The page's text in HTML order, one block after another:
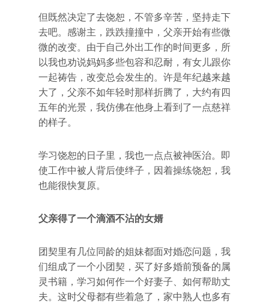
但既然决定了去饶恕，不管多辛苦，坚持走下
去吧。感谢主，跌跌撞撞中，父亲开始有些微
微的改变。由于自己外出工作的时间更多，所
以我也劝说妈妈多些包容和忍耐，有女儿跟你
一起祷告，改变总会发生的。许是年纪越来越
大了，父亲不如年轻时那样折腾了，大约有四
五年的光景，我仿佛在他身上看到了一点慈祥
的样子。
学习饶恕的日子里，我也一点点被神医治。即
使工作中被人背后使绊子，因着操练饶恕，我
也能很快复原。
父亲得了一个滴酒不沾的女婿
团契里有几位同龄的姐妹都面对婚恋问题，我
们组成了一个小团契，买了好多婚前预备的属
灵书籍，学习如何作一个好妻子、如何帮助丈
夫。这时父母都有些着急了，家中熟人也多有